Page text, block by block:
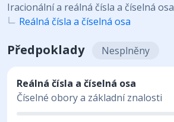
Iracionální a reálná čísla a číselná osa
Reálná čísla a číselná osa
Předpoklady Nesplněny
Reálná čísla a číselná osa
Číselné obory a základní znalosti